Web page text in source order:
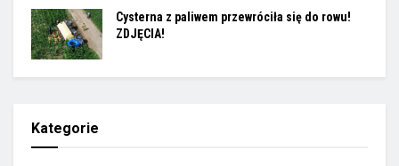
Cysterna z paliwem przewróciła się do rowu!
ZDJĘCIA!
Kategorie